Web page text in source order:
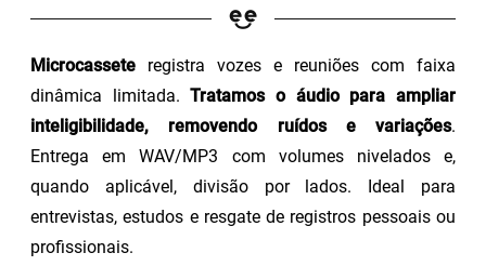
Microcassete registra vozes e reuniões com faixa
dinâmica limitada.Tratamos o áudio para ampliar
inteligibilidade, removendo ruídos e variações.
Entrega em WAV/MP3 com volumes nivelados e,
quando aplicável, divisão por lados. Ideal para
entrevistas, estudos e resgate de registros pessoais ou
profissionais.